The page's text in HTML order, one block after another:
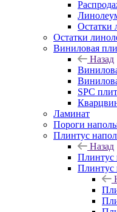
Остатки
Остатки
Виниловая
Назад
SPC
Ламинат
Пороги
Плинтус
Назад
Плинтус
Плинтус